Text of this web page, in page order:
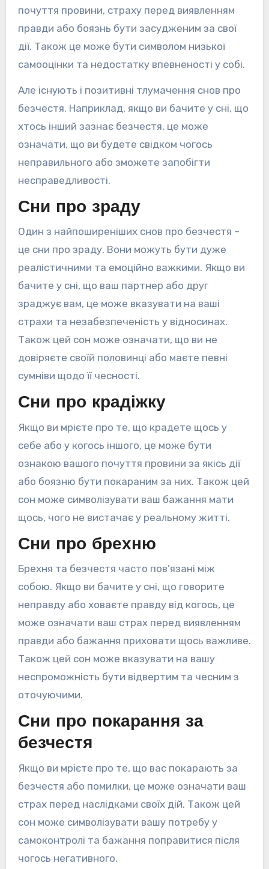
почуття провини, страху перед виявленням
правди або боязнь бути засудженим за свої
дії. Також це може бути символом низької
самооцінки та недостатку впевненості у собі.
Але існують і позитивні тлумачення снов про
безчестя. Наприклад, якщо ви бачите у сні, що
хтось інший зазнає безчестя, це може
означати, що ви будете свідком чогось
неправильного або зможете запобігти
несправедливості.
Сни про зраду
Один з найпоширеніших снов про безчестя –
це сни про зраду. Вони можуть бути дуже
реалістичними та емоційно важкими. Якщо ви
бачите у сні, що ваш партнер або друг
зраджує вам, це може вказувати на ваші
страхи та незабезпеченість у відносинах.
Також цей сон може означати, що ви не
довіряєте своїй половинці або маєте певні
сумніви щодо її чесності.
Сни про крадіжку
Якщо ви мрієте про те, що крадете щось у
себе або у когось іншого, це може бути
ознакою вашого почуття провини за якісь дії
або боязню бути покараним за них. Також цей
сон може символізувати ваш бажання мати
щось, чого не вистачає у реальному житті.
Сни про брехню
Брехня та безчестя часто пов’язані між
собою. Якщо ви бачите у сні, що говорите
неправду або ховаєте правду від когось, це
може означати ваш страх перед виявленням
правди або бажання приховати щось важливе.
Також цей сон може вказувати на вашу
неспроможність бути відвертим та чесним з
оточуючими.
Сни про покарання за
безчестя
Якщо ви мрієте про те, що вас покарають за
безчестя або помилки, це може означати ваш
страх перед наслідками своїх дій. Також цей
сон може символізувати вашу потребу у
самоконтролі та бажання поправитися після
чогось негативного.